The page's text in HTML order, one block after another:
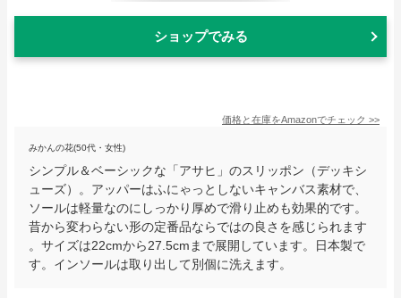
ショップでみる
価格と在庫をAmazonでチェック >>
みかんの花(50代・女性)
シンプル＆ベーシックな「アサヒ」のスリッポン（デッキシ
ューズ）。アッパーはふにゃっとしないキャンバス素材で、
ソールは軽量なのにしっかり厚めで滑り止めも効果的です。
昔から変わらない形の定番品ならではの良さを感じられます
。サイズは22cmから27.5cmまで展開しています。日本製で
す。インソールは取り出して別個に洗えます。